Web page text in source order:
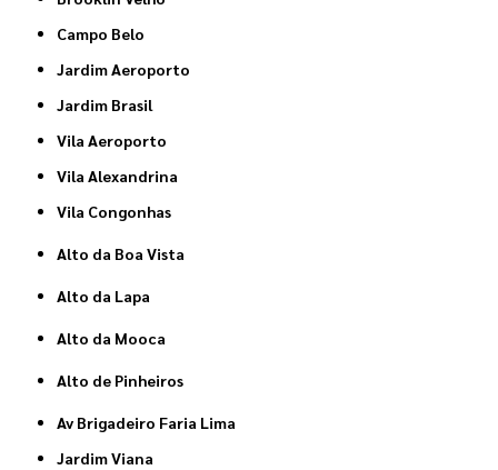
Campo Belo
Jardim Aeroporto
Jardim Brasil
Vila Aeroporto
Vila Alexandrina
Vila Congonhas
Alto da Boa Vista
Alto da Lapa
Alto da Mooca
Alto de Pinheiros
Av Brigadeiro Faria Lima
Jardim Viana